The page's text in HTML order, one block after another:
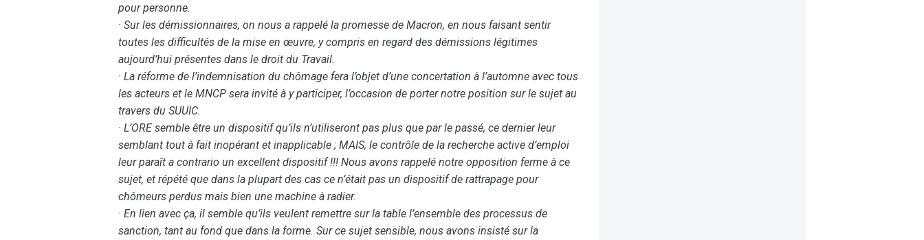
pour personne.
· Sur les démissionnaires, on nous a rappelé la promesse de Macron, en nous faisant sentir
toutes les difficultés de la mise en œuvre, y compris en regard des démissions légitimes
aujourd’hui présentes dans le droit du Travail.
· La réforme de l’indemnisation du chômage fera l’objet d’une concertation à l’automne avec tous
les acteurs et le MNCP sera invité à y participer, l’occasion de porter notre position sur le sujet au
travers du SUUIC.
· L’ORE semble être un dispositif qu’ils n’utiliseront pas plus que par le passé, ce dernier leur
semblant tout à fait inopérant et inapplicable ; MAIS, le contrôle de la recherche active d’emploi
leur paraît a contrario un excellent dispositif !!! Nous avons rappelé notre opposition ferme à ce
sujet, et répété que dans la plupart des cas ce n’était pas un dispositif de rattrapage pour
chômeurs perdus mais bien une machine à radier.
· En lien avec ça, il semble qu’ils veulent remettre sur la table l’ensemble des processus de
sanction, tant au fond que dans la forme. Sur ce sujet sensible, nous avons insisté sur la